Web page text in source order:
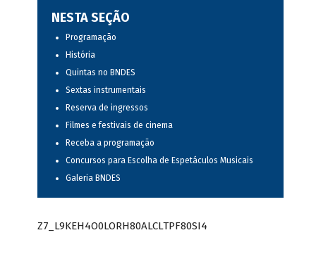
NESTA SEÇÃO
Programação
História
Quintas no BNDES
Sextas instrumentais
Reserva de ingressos
Filmes e festivais de cinema
Receba a programação
Concursos para Escolha de Espetáculos Musicais
Galeria BNDES
Z7_L9KEH4O0LORH80ALCLTPF80SI4